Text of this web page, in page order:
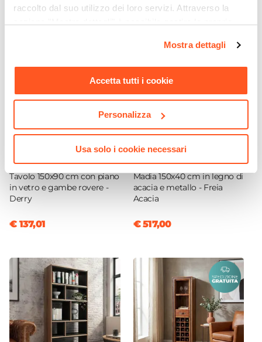
raccolto dal suo utilizzo dei loro servizi. Attraverso la
momento. Per maggiori informazioni si invita a leggere la
Mostra dettagli
Accetta tutti i cookie
Personalizza
Usa solo i cookie necessari
CODICE:
Tavolo 150x90 cm con piano
in vetro e gambe rovere -
Derry
€ 137,01
Madia 150x40 cm in legno di
acacia e metallo - Freia
Acacia
€ 517,00